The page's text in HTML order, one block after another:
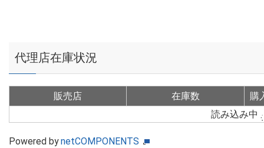
代理店在庫状況
販売店 在庫数
購
読み込み中
Powered bynetCOMPONENTS